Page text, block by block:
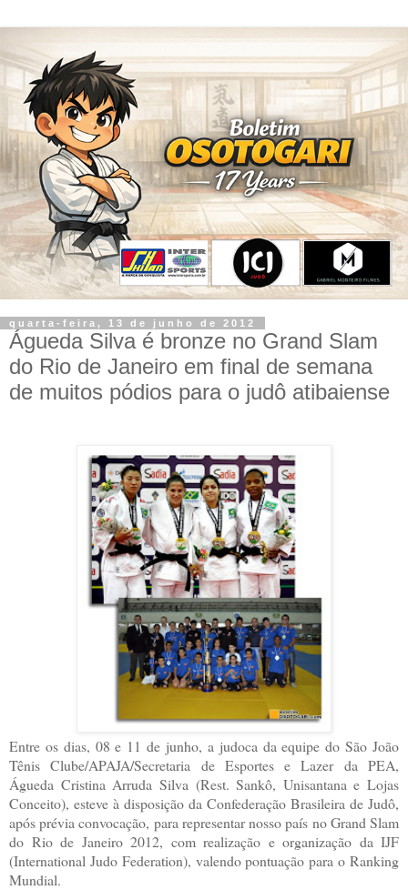
quarta-feira, 13 de junho de 2012
Águeda Silva é bronze no Grand Slam
do Rio de Janeiro em final de semana
de muitos pódios para o judô atibaiense
Entre os dias, 08 e 11 de junho, a judoca da equipe do São João
Tênis Clube/APAJA/Secretaria de Esportes e Lazer da PEA,
Águeda Cristina Arruda Silva (Rest. Sankô, Unisantana e Lojas
Conceito), esteve à disposição da Confederação Brasileira de Judô,
após prévia convocação, para representar nosso país no Grand Slam
do Rio de Janeiro 2012, com realização e organização da IJF
(International Judo Federation), valendo pontuação para o Ranking
Mundial.